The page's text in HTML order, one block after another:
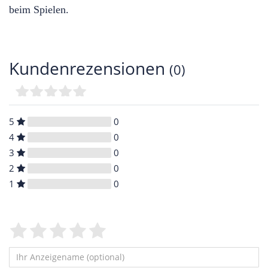
beim Spielen.
Kundenrezensionen (0)
5
0
4
0
3
0
2
0
1
0
Bewertungssterne
von
4
von
3
von
2
von
1
von